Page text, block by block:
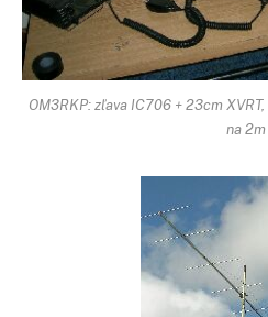
OM3RKP: zľava IC706 + 23cm
na 2m